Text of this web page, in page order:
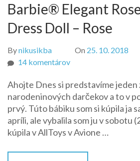
Barbie® Elegant
Dress Doll – Rose
Bynikusikba On 25. 10. 2018
14 komentárovna
Elegant
Rose
Cocktail
Dress
Doll
Ahojte Dnes si predstavíme jeden
narodeninových darčekov a to v
prvý. Túto bábiku som si kúpila ja
apríli, ale vybalila som ju v sobotu
kúpila v AllToys v Avione …